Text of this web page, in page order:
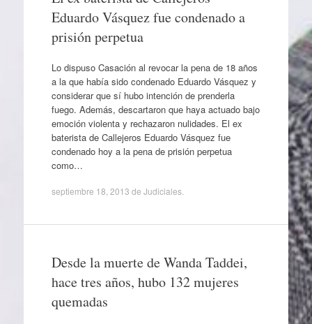
Eduardo Vásquez fue condenado a
prisión perpetua
Lo dispuso Casación al revocar la pena de 18 años
a la que había sido condenado Eduardo Vásquez y
considerar que sí hubo intención de prenderla
fuego. Además, descartaron que haya actuado bajo
emoción violenta y rechazaron nulidades. El ex
baterista de Callejeros Eduardo Vásquez fue
condenado hoy a la pena de prisión perpetua
como…
septiembre 18, 2013 de Judiciales.
Desde la muerte de Wanda Taddei,
hace tres años, hubo 132 mujeres
quemadas